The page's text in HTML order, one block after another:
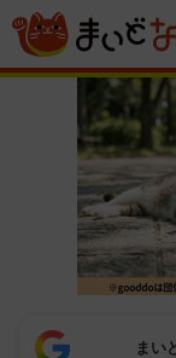
まい